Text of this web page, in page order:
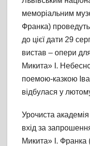
меморіальним
Франка)
до цієї дати 29
вистав – опери
Микита» І.
поемою-казкою
відбулася у
Урочиста
вхід за
Микита» І. Франка